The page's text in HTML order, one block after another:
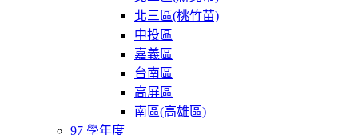
北三區(桃竹苗)
中投區
嘉義區
台南區
高屏區
南區(高雄區)
97 學年度